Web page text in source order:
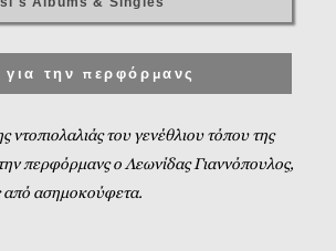
την περφόρμανς
του γενέθλιου τόπου της
περφόρμανς ο Λεωνίδας Γιαννόπουλος,
από ασημοκούφετα.